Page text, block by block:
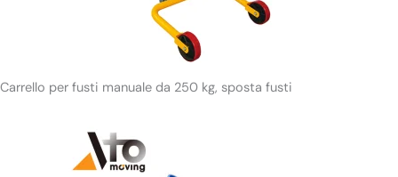
Carrello per fusti manuale da 250 kg, sposta fusti